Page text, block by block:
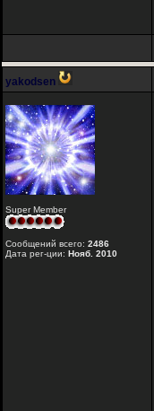
yakodsen
Super Member
Сообщений всего: 2486
Дата рег-ции: Нояб. 2010